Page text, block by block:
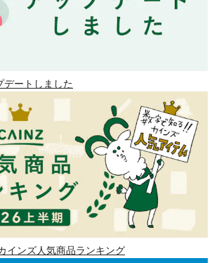
デートしました
インズ人気商品ランキング